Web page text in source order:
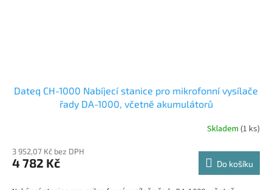
Dateq CH-1000 Nabíjecí stanice pro mikrofonní vysílače
řady DA-1000, včetně akumulátorů
Skladem (1 ks)
3 952,07 Kč bez DPH
4 782 Kč Do košíku